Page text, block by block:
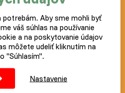
e-mailu.
Prihlásiť
blog
potrebám. Aby sme mohli byť
váš súhlas na používanie
a na poskytovanie údajov
môžete udeliť kliknutím na
"Súhlasím".
Nastavenie